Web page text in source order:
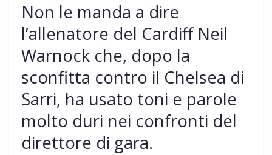
Non le manda a dire
l’allenatore del Cardiff Neil
Warnock che, dopo la
sconfitta contro il Chelsea di
Sarri, ha usato toni e parole
molto duri nei confronti del
direttore di gara.